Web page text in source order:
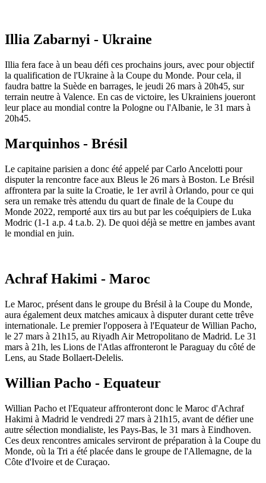
Illia Zabarnyi - Ukraine
Illia fera face à un beau défi ces prochains jours, avec pour objectif
la qualification de l'Ukraine à la Coupe du Monde. Pour cela, il
faudra battre la Suède en barrages, le jeudi 26 mars à 20h45, sur
terrain neutre à Valence. En cas de victoire, les Ukrainiens joueront
leur place au mondial contre la Pologne ou l'Albanie, le 31 mars à
20h45.
Marquinhos - Brésil
Le capitaine parisien a donc été appelé par Carlo Ancelotti pour
disputer la rencontre face aux Bleus le 26 mars à Boston. Le Brésil
affrontera par la suite la Croatie, le 1er avril à Orlando, pour ce qui
sera un remake très attendu du quart de finale de la Coupe du
Monde 2022, remporté aux tirs au but par les coéquipiers de Luka
Modric (1-1 a.p. 4 t.a.b. 2). De quoi déjà se mettre en jambes avant
le mondial en juin.
Achraf Hakimi - Maroc
Le Maroc, présent dans le groupe du Brésil à la Coupe du Monde,
aura également deux matches amicaux à disputer durant cette trêve
internationale. Le premier l'opposera à l'Equateur de Willian Pacho,
le 27 mars à 21h15, au Riyadh Air Metropolitano de Madrid. Le 31
mars à 21h, les Lions de l'Atlas affronteront le Paraguay du côté de
Lens, au Stade Bollaert-Delelis.
Willian Pacho - Equateur
Willian Pacho et l'Equateur affronteront donc le Maroc d'Achraf
Hakimi à Madrid le vendredi 27 mars à 21h15, avant de défier une
autre sélection mondialiste, les Pays-Bas, le 31 mars à Eindhoven.
Ces deux rencontres amicales serviront de préparation à la Coupe du
Monde, où la Tri a été placée dans le groupe de l'Allemagne, de la
Côte d'Ivoire et de Curaçao.